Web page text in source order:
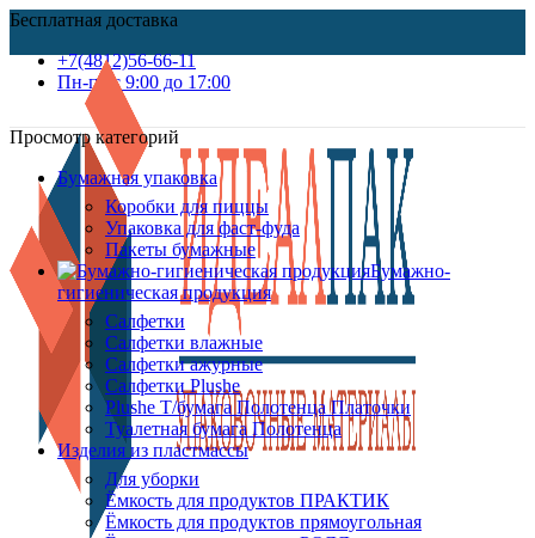
Бесплатная доставка
+7(4812)56-66-11
Пн-пт c 9:00 до 17:00
Просмотр категорий
Бумажная упаковка
Коробки для пиццы
Упаковка для фаст-фуда
Пакеты бумажные
Бумажно-
гигиеническая продукция
Салфетки
Салфетки влажные
Салфетки ажурные
Салфетки Plushe
Plushe Т/бумага Полотенца Платочки
Туалетная бумага Полотенца
Изделия из пластмассы
Для уборки
Ёмкость для продуктов ПРАКТИК
Ёмкость для продуктов прямоугольная